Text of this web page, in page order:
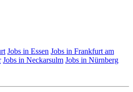
Jobs in Essen Jobs in Frankfurt am
Jobs in Neckarsulm Jobs in Nürnberg